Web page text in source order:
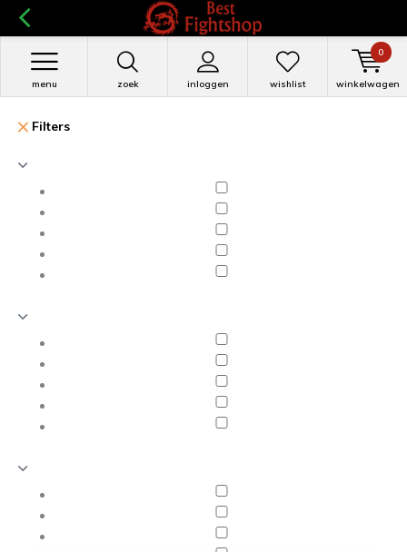
zoek inloggen
menu wishlist winkelwagen
0
Filters